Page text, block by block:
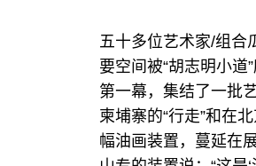
五十多位艺术家/组合
要空间被“胡志明小道
第一幕，集结了一批
柬埔寨的“行走”和在
幅油画装置，蔓延在